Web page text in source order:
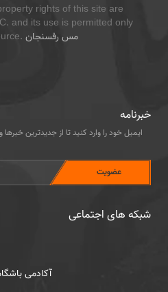
rights of this site are
and its use is permitted only
مس رفسنجان
خبرنامه
ایمیل خود را وارد کنید تا از جدیدترین
شبکه های اجتماعی
سایر